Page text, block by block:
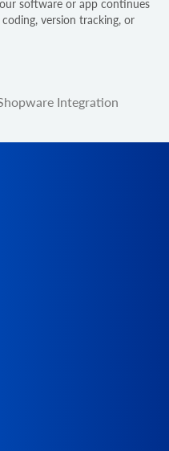
software or app continues
version tracking, or
Integration